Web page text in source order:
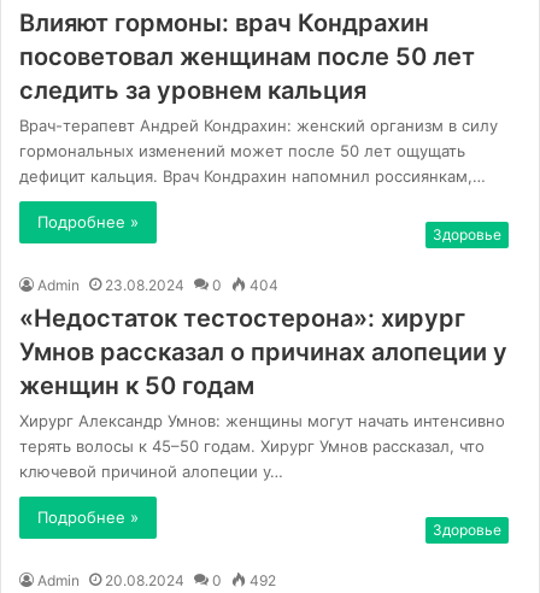
Влияют гормоны: врач Кондрахин
посоветовал женщинам после 50 лет
следить за уровнем кальция
Врач-терапевт Андрей Кондрахин: женский организм в силу
гормональных изменений может после 50 лет ощущать
дефицит кальция. Врач Кондрахин напомнил россиянкам,…
Подробнее »
Здоровье
Admin 23.08.2024 0 404
«Недостаток тестостерона»: хирург
Умнов рассказал о причинах алопеции у
женщин к 50 годам
Хирург Александр Умнов: женщины могут начать интенсивно
терять волосы к 45–50 годам. Хирург Умнов рассказал, что
ключевой причиной алопеции у…
Подробнее »
Здоровье
Admin 20.08.2024 0 492